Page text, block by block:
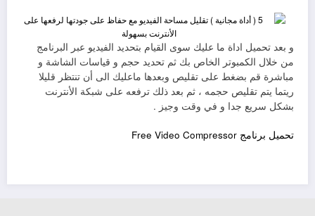
و بعد تحميل اداة ما عليك سوى القيام بتحديد الفيديو عبر البرنامج
من خلال الكمبوتر الخاص بك ثم تحديد حجم و قياسات الشاشة و
مباشرة قم بضغط على تقليص وبعدها ماعليك الى أن تنتظر قليلا
ريتما يتم تقليص حجمه ، ثم بعد ذلك ترفعه على شبكة الأنترنت
بشكل سريع جدا و في وقت وجيز .
تحميل برنامج Free Video Compressor